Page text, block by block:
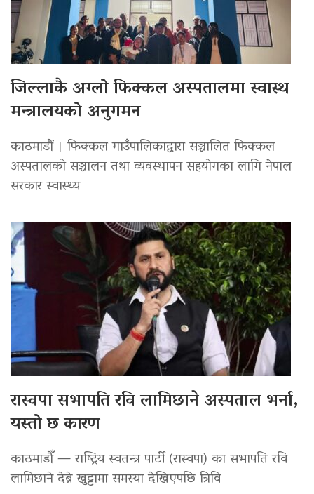
जिल्लाकै अग्लो फिक्कल अस्पतालमा स्वास्थ
मन्त्रालयको अनुगमन
काठमाडौं । फिक्कल गाउँपालिकाद्वारा सञ्चालित फिक्कल
अस्पतालको सञ्चालन तथा व्यवस्थापन सहयोगका लागि नेपाल
सरकार स्वास्थ्य
रास्वपा सभापति रवि लामिछाने अस्पताल भर्ना,
यस्तो छ कारण
काठमाडौँ — राष्ट्रिय स्वतन्त्र पार्टी (रास्वपा) का सभापति रवि
लामिछाने देब्रे खुट्टामा समस्या देखिएपछि त्रिवि